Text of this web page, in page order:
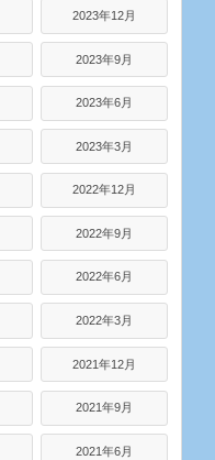
2023年12月
2023年9月
2023年6月
2023年3月
2022年12月
2022年9月
2022年6月
2022年3月
2021年12月
2021年9月
2021年6月